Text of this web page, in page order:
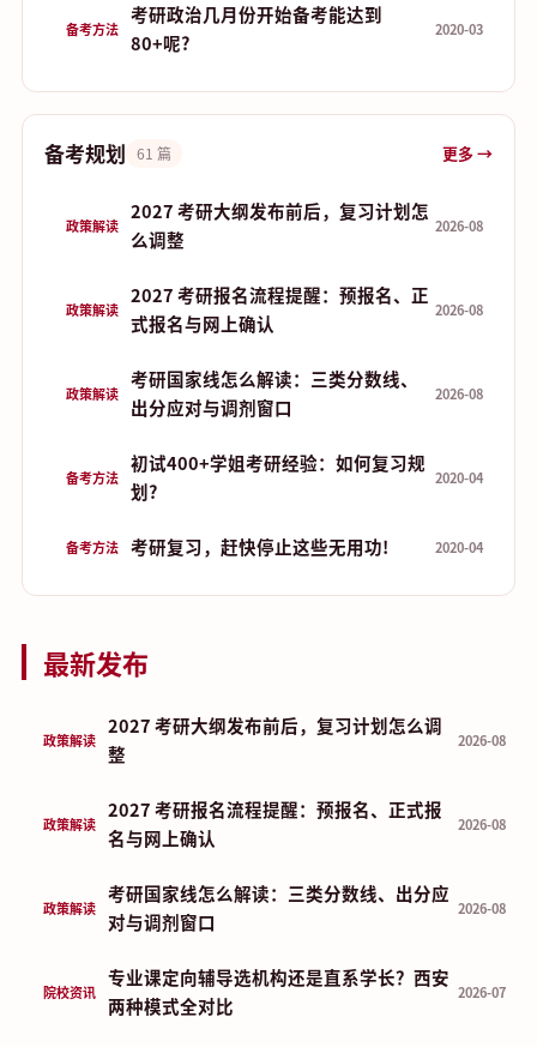
备考方法
考研政治几月份开始备考能达到
80+呢?
2020-03
备考规划 61 篇 更多 →
政策解读
2027 考研大纲发布前后，复习计划怎
么调整
2026-08
政策解读
2027 考研报名流程提醒：预报名、正
式报名与网上确认
2026-08
政策解读
考研国家线怎么解读：三类分数线、
出分应对与调剂窗口
2026-08
备考方法
初试400+学姐考研经验：如何复习规
划?
2020-04
备考方法 考研复习，赶快停止这些无用功! 2020-04
最新发布
政策解读
2027 考研大纲发布前后，复习计划怎么调
整
2026-08
政策解读
2027 考研报名流程提醒：预报名、正式报
名与网上确认
2026-08
政策解读
考研国家线怎么解读：三类分数线、出分应
对与调剂窗口
2026-08
院校资讯
专业课定向辅导选机构还是直系学长？西安
两种模式全对比
2026-07